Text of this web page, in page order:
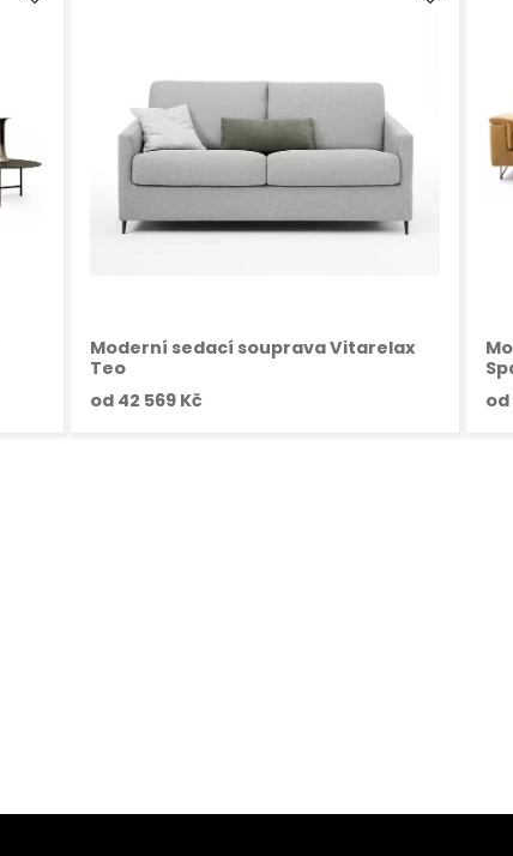
Moderní sedací souprava Vitarelax
Teo
od 42 569 Kč
od